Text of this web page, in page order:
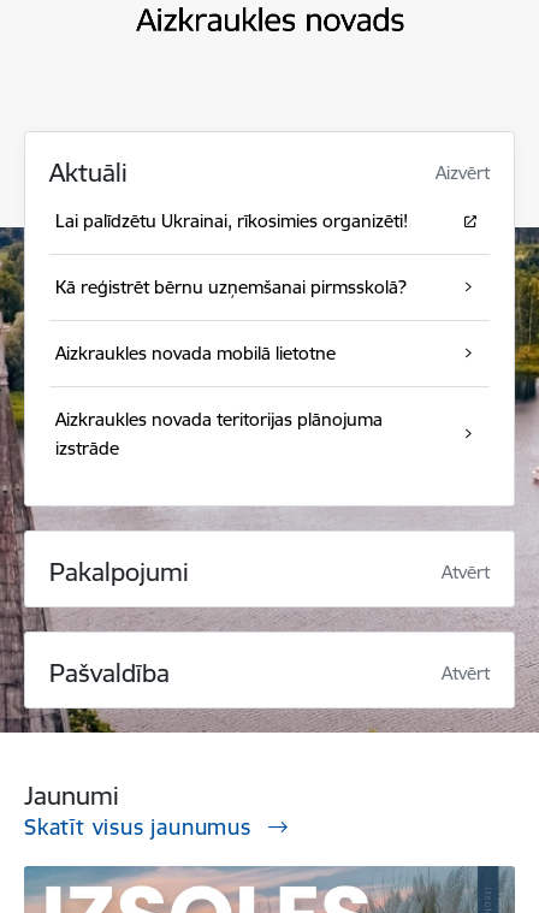
Aktuāli Aizvērt
Lai palīdzētu Ukrainai, rīkosimies organizēti!
Kā reģistrēt bērnu uzņemšanai pirmsskolā?
Aizkraukles novada mobilā lietotne
Aizkraukles novada teritorijas plānojuma
izstrāde
Pakalpojumi Atvērt
Pašvaldība Atvērt
Jaunumi
Skatīt visus jaunumus